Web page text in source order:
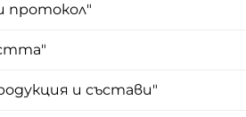
протокол"
и състави"